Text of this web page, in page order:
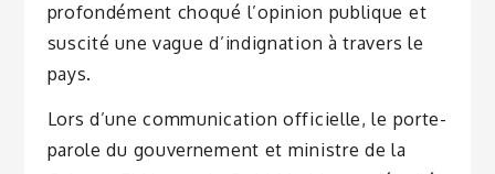
profondément choqué l’opinion publique et
suscité une vague d’indignation à travers le
pays.
Lors d’une communication officielle, le porte-
parole du gouvernement et ministre de la